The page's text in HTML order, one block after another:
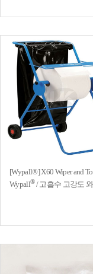
[Wypall®] X60 Wiper and
Wypall®/ 고흡수 고강도